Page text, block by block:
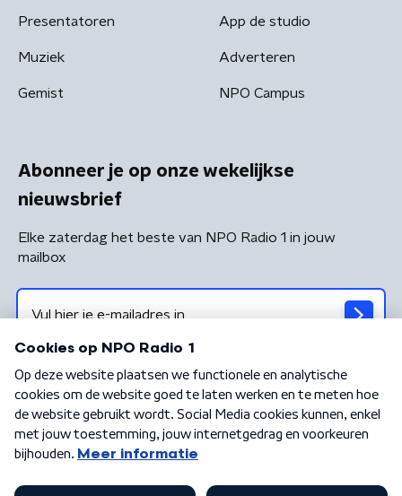
Presentatoren
Muziek
Gemist
App de studio
Adverteren
NPO Campus
Abonneer je op onze wekelijkse
nieuwsbrief
Elke zaterdag het beste van NPO Radio 1 in jouw
mailbox
Algemene voorwaarden